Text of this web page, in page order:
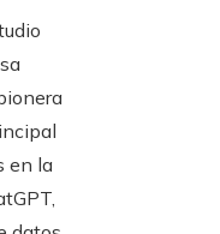
en la